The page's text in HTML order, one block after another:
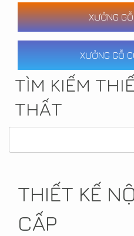
XƯỞNG
XƯỞNG GỖ
TÌM KIẾM
THẤT
THIẾT KẾ
CẤP